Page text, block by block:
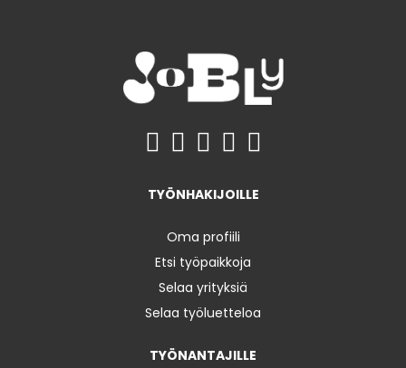
TYÖNHAKIJOILLE
Oma profiili
Etsi työpaikkoja
Selaa yrityksiä
Selaa työluetteloa
TYÖNANTAJILLE